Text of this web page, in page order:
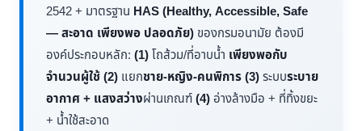
2542 + มาตรฐาน HAS (Healthy, Accessible, Safe
— สะอาด เพียงพอ ปลอดภัย) ของกรมอนามัย ต้องมี
องค์ประกอบหลัก: (1)โถส้วม/ที่อาบน้ำ เพียงพอกับ
จำนวนผู้ใช้(2) แยกชาย-หญิง-คนพิการ(3)ระบบระบาย
อากาศ + แสงสว่างผ่านเกณฑ์(4) อ่างล้างมือ + ที่ทิ้งขยะ
+ น้ำใช้สะอาด